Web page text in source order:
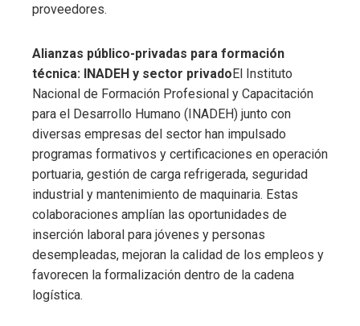
proveedores.
Alianzas público-privadas para formación
técnica: INADEH y sector privadoEl Instituto
Nacional de Formación Profesional y Capacitación
para el Desarrollo Humano (INADEH) junto con
diversas empresas del sector han impulsado
programas formativos y certificaciones en operación
portuaria, gestión de carga refrigerada, seguridad
industrial y mantenimiento de maquinaria. Estas
colaboraciones amplían las oportunidades de
inserción laboral para jóvenes y personas
desempleadas, mejoran la calidad de los empleos y
favorecen la formalización dentro de la cadena
logística.